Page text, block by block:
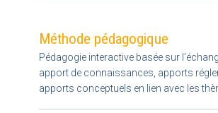
Méthode pédagogique
Pédagogie interactive basée sur
apport de connaissances, apports
apports conceptuels en lien avec les